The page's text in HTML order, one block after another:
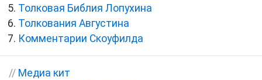
Толковая Библия Лопухина
Толкования Августина
Комментарии Скоуфилда
// Медиа кит